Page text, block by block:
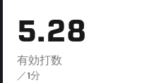
5.28
有効打数
／1分